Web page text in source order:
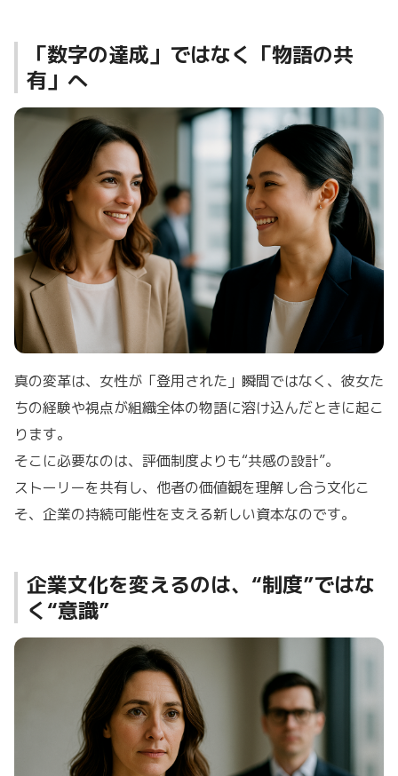
「数字の達成」ではなく「物語の共
有」へ
真の変革は、女性が「登用された」瞬間ではなく、彼女た
ちの経験や視点が組織全体の物語に溶け込んだときに起こ
ります。
そこに必要なのは、評価制度よりも“共感の設計”。
ストーリーを共有し、他者の価値観を理解し合う文化こ
そ、企業の持続可能性を支える新しい資本なのです。
企業文化を変えるのは、“制度”ではな
く“意識”